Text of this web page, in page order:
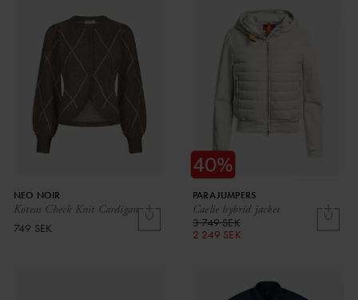
Koteas Check Knit Cardigan
NEO NOIR
749 SEK
Caelie hybrid jacket
PARAJUMPERS
3 749 SEK
2 249 SEK